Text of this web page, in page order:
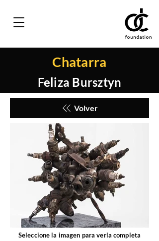
Chatarra
Feliza Bursztyn
Volver
Seleccione la imagen para verla completa